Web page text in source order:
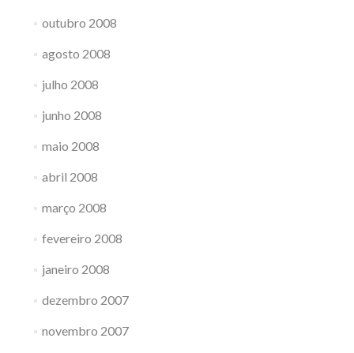
outubro 2008
agosto 2008
julho 2008
junho 2008
maio 2008
abril 2008
março 2008
fevereiro 2008
janeiro 2008
dezembro 2007
novembro 2007